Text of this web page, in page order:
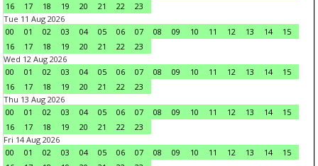
16
17 18 19 20 21 22
23
Tue 11 Aug 2026
00
01 02 03 04 05 06 07 08 09 10 11 12 13 14
15
16
17 18 19 20 21 22
23
Wed 12 Aug 2026
00
01 02 03 04 05 06 07 08 09 10 11 12 13 14
15
16
17 18 19 20 21 22
23
Thu 13 Aug 2026
00
01 02 03 04 05 06 07 08 09 10 11 12 13 14
15
16
17 18 19 20 21 22
23
Fri 14 Aug 2026
00
01 02 03 04 05 06 07 08 09 10 11 12 13 14
15